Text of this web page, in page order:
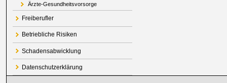
Ärzte-Gesundheitsvorsorge
Freiberufler
Betriebliche Risiken
Schadensabwicklung
Datenschutzerklärung